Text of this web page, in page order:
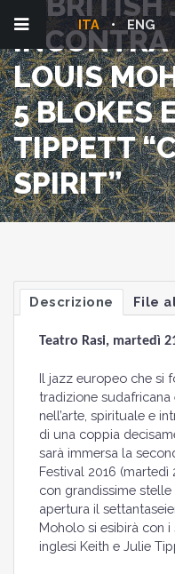
ENG
ITA
LOUIS
5 BLOKES
TIPPETT
SPIRIT”
Descrizione File
Teatro Rasi, martedì
Il jazz europeo che si
tradizione
nell’arte, spirituale e
di una coppia
sarà immersa la
Festival 2016 (martedì
con grandissime
apertura il
Moholo si esibirà con
inglesi Keith e Julie